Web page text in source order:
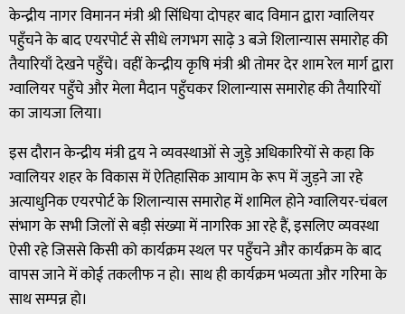
केन्द्रीय नागर विमानन मंत्री श्री सिंधिया दोपहर बाद विमान द्वारा ग्वालियर
पहुँचने के बाद एयरपोर्ट से सीधे लगभग साढ़े 3 बजे शिलान्यास समारोह की
तैयारियाँ देखने पहुँचे। वहीं केन्द्रीय कृषि मंत्री श्री तोमर देर शाम रेल मार्ग द्वारा
ग्वालियर पहुँचे और मेला मैदान पहुँचकर शिलान्यास समारोह की तैयारियों
का जायजा लिया।
इस दौरान केन्द्रीय मंत्री द्वय ने व्यवस्थाओं से जुड़े अधिकारियों से कहा कि
ग्वालियर शहर के विकास में ऐतिहासिक आयाम के रूप में जुड़ने जा रहे
अत्याधुनिक एयरपोर्ट के शिलान्यास समारोह में शामिल होने ग्वालियर-चंबल
संभाग के सभी जिलों से बड़ी संख्या में नागरिक आ रहे हैं, इसलिए व्यवस्था
ऐसी रहे जिससे किसी को कार्यक्रम स्थल पर पहुँचने और कार्यक्रम के बाद
वापस जाने में कोई तकलीफ न हो। साथ ही कार्यक्रम भव्यता और गरिमा के
साथ सम्पन्न हो।